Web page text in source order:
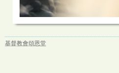
基督教會頌恩堂